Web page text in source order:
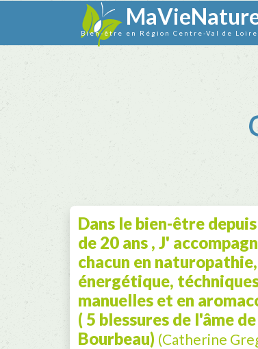
Bien-être en Région Centre-Val de Loire
Dans le bien-être
de 20 ans , J'
chacun en naturopathie,
énergétique,
manuelles et en
( 5 blessures de l'âme
Bourbeau) (Catherine